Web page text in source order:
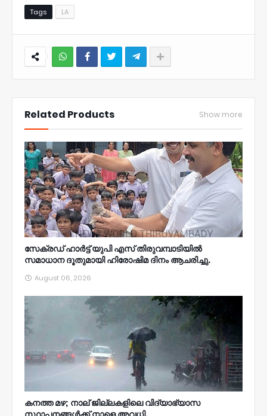
Tags LA
Related Products Show more
സേക്രഡ് ഹാർട്ട് യുപി എസ് തിരുവമ്പാടിയിൽ
സമാധാന ദൂതുമായി ഹിരോഷിമ ദിനം ആചരിച്ചു.
August 06, 2026
കനത്ത മഴ; നാല്‌ ജില്ലകളിലെ വിദ്യാഭ്യാസ